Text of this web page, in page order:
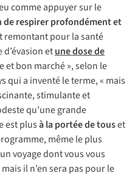
comme appuyer sur le
de respirer profondément et
remontant pour la santé
etune dose de
et bon marché », selon le
qui a inventé le terme, « mais
stimulante et
qu’une grande
est plusà la portée de touset
même le plus
voyage dont vous vous
il n’en sera pas pour le